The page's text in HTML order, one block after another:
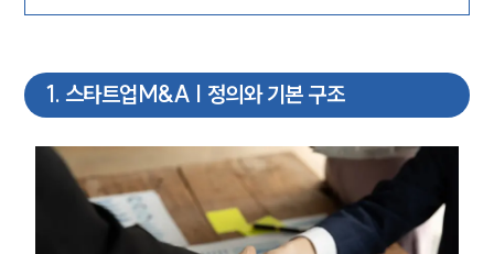
1 . 스타트업M&A | 정의와 기본 구조